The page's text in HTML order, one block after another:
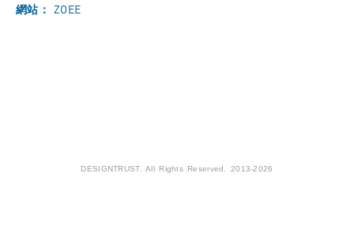
網站：ZOEE
DESIGNTRUST. All Rights Reserved. 2013-2026